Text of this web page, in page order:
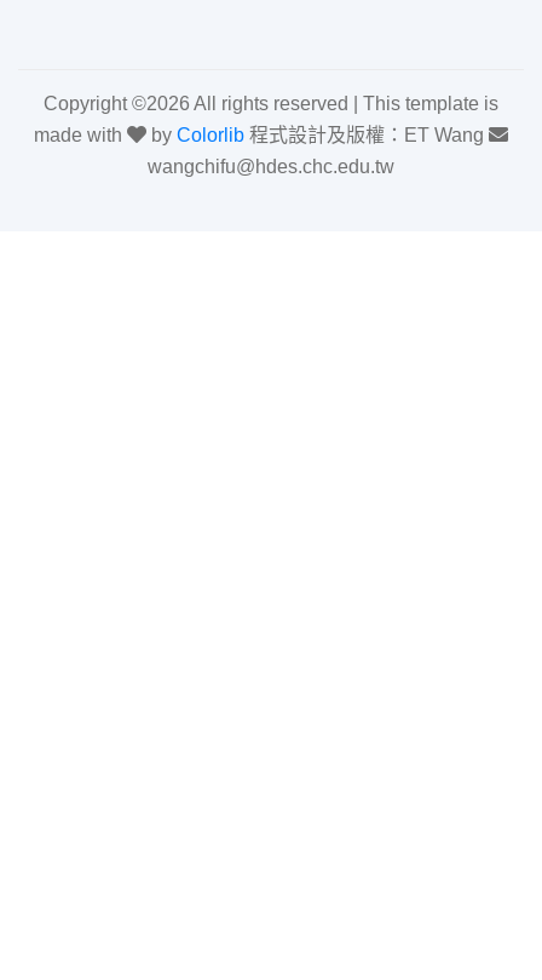
Copyright ©2026 All rights reserved | This template is
made with
by Colorlib 程式設計及版權：ET Wang
wangchifu@hdes.chc.edu.tw